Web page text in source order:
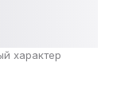
характер